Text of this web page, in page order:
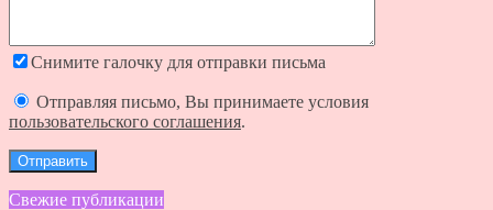
Снимите галочку для отправки письма
Отправляя письмо, Вы принимаете условия
пользовательского соглашения.
Свежие публикации